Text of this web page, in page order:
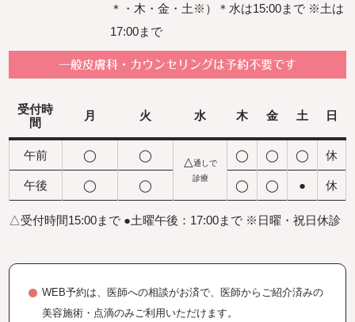
＊・木・金・土※）＊水は15:00まで ※土は
17:00まで
一般皮膚科・カウンセリングは予約不要です
受付時
間
月 火 水 木 金 土 日
午前 ◯ ◯ △通しで
診療
◯ ◯ ◯ 休
午後 ◯ ◯ ◯ ◯ ● 休
△受付時間15:00まで ●土曜午後：17:00まで ※日曜・祝日休診
WEB予約は、医師への相談がお済で、医師からご紹介済みの
美容施術・点滴のみご利用いただけます。